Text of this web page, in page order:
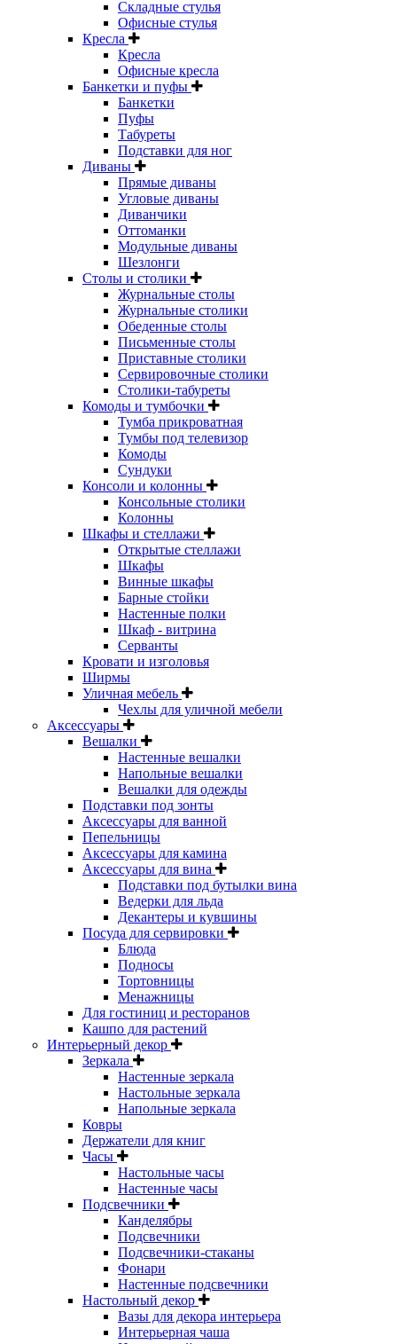
Складные стулья
Офисные стулья
Кресла
Кресла
Офисные кресла
Банкетки и пуфы
Банкетки
Пуфы
Табуреты
Подставки для ног
Диваны
Прямые диваны
Угловые диваны
Диванчики
Оттоманки
Модульные диваны
Шезлонги
Столы и столики
Журнальные столы
Журнальные столики
Обеденные столы
Письменные столы
Приставные столики
Сервировочные столики
Столики-табуреты
Комоды и тумбочки
Тумба прикроватная
Тумбы под телевизор
Комоды
Сундуки
Консоли и колонны
Консольные столики
Колонны
Шкафы и стеллажи
Открытые стеллажи
Шкафы
Винные шкафы
Барные стойки
Настенные полки
Шкаф - витрина
Серванты
Кровати и изголовья
Ширмы
Уличная мебель
Чехлы для уличной мебели
Аксессуары
Вешалки
Настенные вешалки
Напольные вешалки
Вешалки для одежды
Подставки под зонты
Аксессуары для ванной
Пепельницы
Аксессуары для камина
Аксессуары для вина
Подставки под бутылки вина
Ведерки для льда
Декантеры и кувшины
Посуда для сервировки
Блюда
Подносы
Тортовницы
Менажницы
Для гостиниц и ресторанов
Кашпо для растений
Интерьерный декор
Зеркала
Настенные зеркала
Настольные зеркала
Напольные зеркала
Ковры
Держатели для книг
Часы
Настольные часы
Настенные часы
Подсвечники
Канделябры
Подсвечники
Подсвечники-стаканы
Фонари
Настенные подсвечники
Настольный декор
Вазы для декора интерьера
Интерьерная чаша